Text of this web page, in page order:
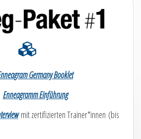
Germany Booklet
Enneagramm Einführung
mit zertifizierten Trainer*innen (bis